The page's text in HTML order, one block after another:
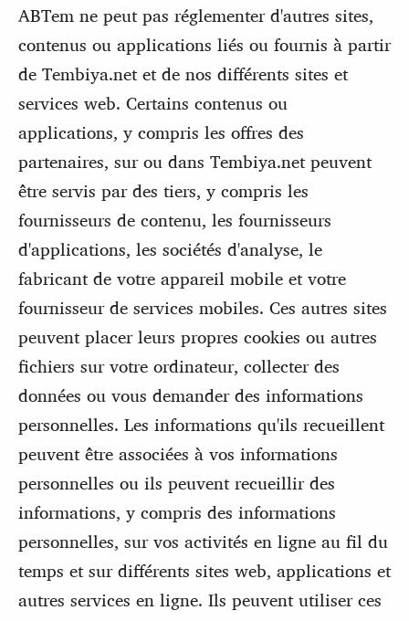
ABTem ne peut pas réglementer d'autres sites,
contenus ou applications liés ou fournis à partir
de Tembiya.net et de nos différents sites et
services web. Certains contenus ou
applications, y compris les offres des
partenaires, sur ou dans Tembiya.net peuvent
être servis par des tiers, y compris les
fournisseurs de contenu, les fournisseurs
d'applications, les sociétés d'analyse, le
fabricant de votre appareil mobile et votre
fournisseur de services mobiles. Ces autres sites
peuvent placer leurs propres cookies ou autres
fichiers sur votre ordinateur, collecter des
données ou vous demander des informations
personnelles. Les informations qu'ils recueillent
peuvent être associées à vos informations
personnelles ou ils peuvent recueillir des
informations, y compris des informations
personnelles, sur vos activités en ligne au fil du
temps et sur différents sites web, applications et
autres services en ligne. Ils peuvent utiliser ces